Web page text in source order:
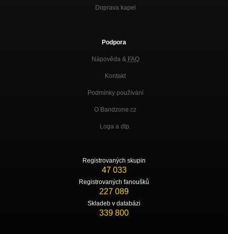
Doprava kapel
Podpora
Nápověda & FAQ
Kontakt
Podmínky používání
O Bandzone.cz
Loga a dtp.
Registrovaných skupin
47 033
Registrovaných fanoušků
227 089
Skladeb v databázi
339 800